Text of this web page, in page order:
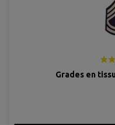
Grades en